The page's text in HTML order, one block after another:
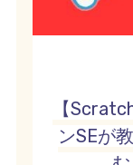
【
ンSEが